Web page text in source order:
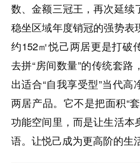
数、金额三冠王，再次延续
稳坐区域年度销冠的强势表
约152㎡悦己两居更是打破
去拼“房间数量”的传统套路
出适合“自我享受型”当代高
两居产品。它不是把面积“
功能空间里，而是让生活本
语。让悦己成为更高阶的生